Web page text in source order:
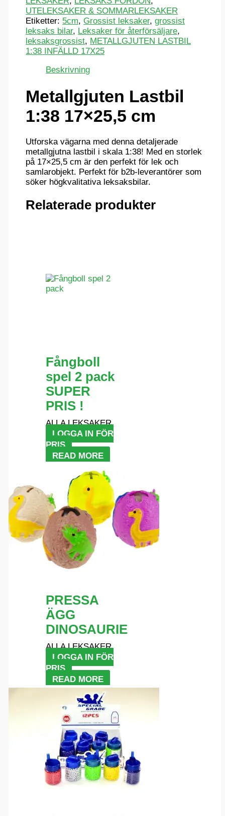
UTELEKSAKER & SOMMARLEKSAKER
Etiketter: 5cm, Grossist leksaker,grossist
leksaks bilar, Leksaker för återförsäljare,
leksaksgrossist, METALLGJUTEN LASTBIL
1:38 INFÄLLD 17X25
Beskrivning
Metallgjuten Lastbil
1:38 17×25,5 cm
Utforska vägarna med denna detaljerade
metallgjutna lastbil i skala 1:38! Med en storlek
på 17×25,5 cm är den perfekt för lek och
samlarobjekt. Perfekt för b2b-leverantörer som
söker högkvalitativa leksaksbilar.
Relaterade produkter
Fångboll
spel 2 pack
SUPER
PRIS !
ALLA LEKSAKER
LOGGA IN FÖR
PRIS
READ MORE
PRESSA
ÄGG
DINOSAURIE
ALLA LEKSAKER
LOGGA IN FÖR
PRIS
READ MORE